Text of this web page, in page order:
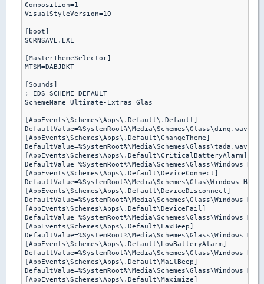
Composition=1
VisualStyleVersion=10
[boot]
SCRNSAVE.EXE=
[MasterThemeSelector]
MTSM=DABJDKT
[Sounds]
; IDS_SCHEME_DEFAULT
SchemeName=Ultimate-Extras Glas
[AppEvents\Schemes\Apps\.Default\.Default]
DefaultValue=%SystemRoot%\Media\Schemes\Glass\ding.wav
[AppEvents\Schemes\Apps\.Default\ChangeTheme]
DefaultValue=%SystemRoot%\Media\Schemes\Glass\tada.wav
[AppEvents\Schemes\Apps\.Default\CriticalBatteryAlarm]
DefaultValue=%SystemRoot%\Media\Schemes\Glass\Windows
[AppEvents\Schemes\Apps\.Default\DeviceConnect]
DefaultValue=%SystemRoot%\Media\Schemes\Glas\Windows
[AppEvents\Schemes\Apps\.Default\DeviceDisconnect]
DefaultValue=%SystemRoot%\Media\Schemes\Glass\Windows
[AppEvents\Schemes\Apps\.Default\DeviceFail]
DefaultValue=%SystemRoot%\Media\Schemes\Glass\Windows
[AppEvents\Schemes\Apps\.Default\FaxBeep]
DefaultValue=%SystemRoot%\Media\Schemes\Glass\Windows
[AppEvents\Schemes\Apps\.Default\LowBatteryAlarm]
DefaultValue=%SystemRoot%\Media\Schemes\Glass\Windows
[AppEvents\Schemes\Apps\.Default\MailBeep]
DefaultValue=%SystemRoot%\Media\Schemes\Glass\Windows
[AppEvents\Schemes\Apps\.Default\Maximize]